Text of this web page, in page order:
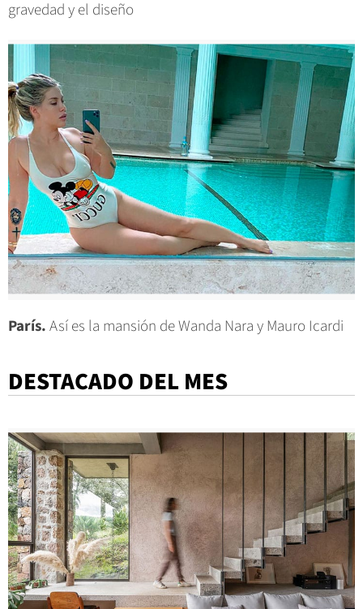
gravedad y el diseño
París.Así es la mansión de Wanda Nara y Mauro Icardi
DESTACADO DEL MES